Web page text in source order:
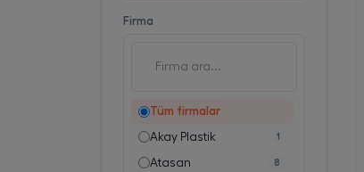
Firma
Tüm firmalar
Akay Plastik 1
Atasan 8